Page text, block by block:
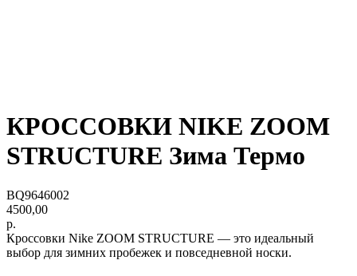
КРОССОВКИ NIKE ZOOM
STRUCTURE Зима Термо
BQ9646002
4500,00
р.
Кроссовки Nike ZOOM STRUCTURE — это идеальный
выбор для зимних пробежек и повседневной носки.